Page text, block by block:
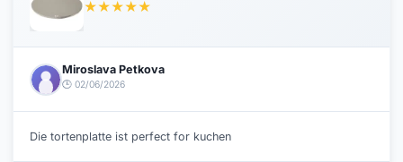
★★★★★
Miroslava Petkova
🕒 02/06/2026
Die tortenplatte ist perfect for kuchen